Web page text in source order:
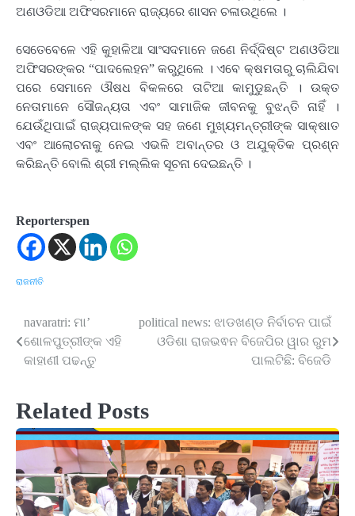
ଅଣଓଡିଆ ଅଫିସରମାନେ ରାଜ୍ୟରେ ଶାସନ ଚଳାଉଥିଲେ ।
ସେତେବେଳେ ଏହି କୁହାଳିଆ ସାଂସଦମାନେ ଜଣେ ନିର୍ଦ୍ଦିଷ୍ଟ ଅଣଓଡିଆ
ଅଫିସରଙ୍କର “ପାଦଲେହନ” କରୁଥିଲେ । ଏବେ କ୍ଷମତାରୁ ଚାଲିଯିବା
ପରେ ସେମାନେ ଔଷଧ ବିକଳରେ ତାଟିଆ କାମୁଡୁଛନ୍ତି । ଉକ୍ତ
ନେତାମାନେ ସୌଜନ୍ୟତା ଏବଂ ସାମାଜିକ ଜୀବନକୁ ବୁଝନ୍ତି ନାହିଁ ।
ଯେଉଁଥିପାଇଁ ରାଜ୍ୟପାଳଙ୍କ ସହ ଜଣେ ମୁଖ୍ୟମନ୍ତ୍ରୀଙ୍କ ସାକ୍ଷାତ
ଏବଂ ଆଲୋଚନାକୁ ନେଇ ଏଭଳି ଅବାନ୍ତର ଓ ଅଯୁକ୍ତିକ ପ୍ରଶ୍ନ
କରିଛନ୍ତି ବୋଲି ଶ୍ରୀ ମଲ୍ଲିକ ସୂଚନା ଦେଇଛନ୍ତି ।
Reporterspen
ରାଜନୀତି
Post
navigation
navaratri: ମା’
ଶୋଳପୁତ୍ରୀଙ୍କ ଏହି
କାହାଣୀ ପଢନ୍ତୁ
political news: ଝାଡଖଣ୍ଡ ନିର୍ବାଚନ ପାଇଁ
ଓଡିଶା ରାଜଭଵନ ବିଜେପିର ୱାର ରୁମ
ପାଲଟିଛି: ବିଜେଡି
Related Posts